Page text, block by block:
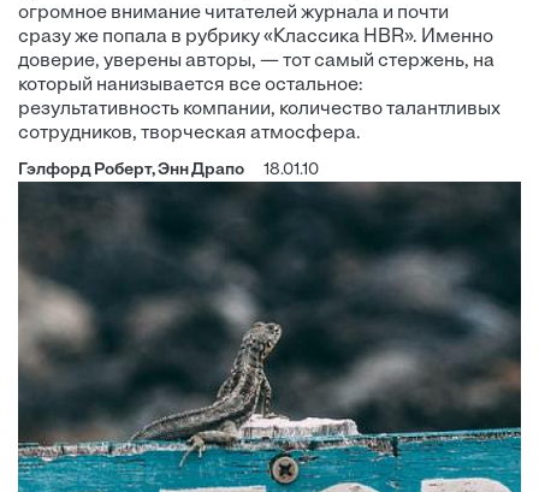
огромное внимание читателей журнала и почти
сразу же попала в рубрику «Классика HBR». Именно
доверие, уверены авторы, — тот самый стержень, на
который нанизывается все остальное:
результативность компании, количество талантливых
сотрудников, творческая атмосфера.
Гэлфорд Роберт, Энн Драпо 18.01.10